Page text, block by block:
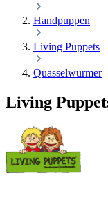
Handpuppen
Living Puppets
Quasselwürmer
Living